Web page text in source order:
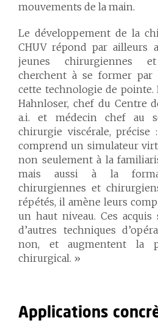
mouvements de la main.
Le développement de la
CHUV répond par ailleurs
jeunes chirurgiennes
cherchent à se former par
cette technologie de pointe.
Hahnloser, chef du Centre
a.i. et médecin chef au
chirurgie viscérale, précise
comprend un simulateur
non seulement à la
mais aussi à la
chirurgiennes et
répétés, il amène leurs
un haut niveau. Ces acquis
d’autres techniques
non, et augmentent la
chirurgical. »
Applications